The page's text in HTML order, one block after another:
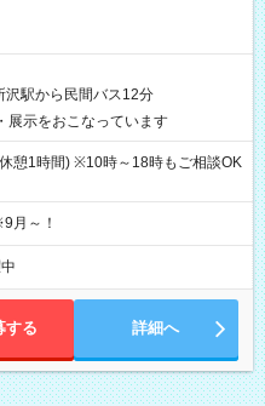
沢駅から民間バス12分
展示をおこなっています
憩1時間) ※10時～18時もご相談OK
月～！
する 詳細へ